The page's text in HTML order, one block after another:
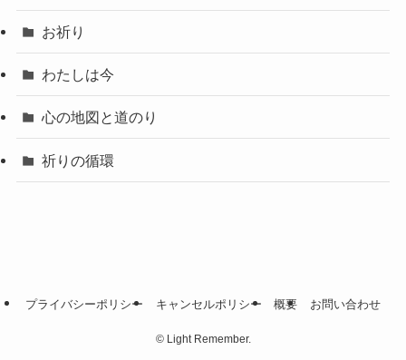
お祈り
わたしは今
心の地図と道のり
祈りの循環
プライバシーポリシー キャンセルポリシー 概要 お問い合わせ
©Light Remember.